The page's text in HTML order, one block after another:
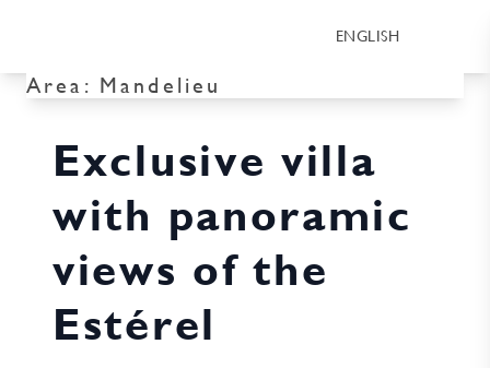
ENGLISH
Area: Mandelieu
Exclusive villa
with panoramic
views of the
Estérel